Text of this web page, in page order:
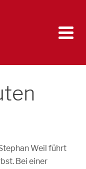
Weil führt
Bei einer